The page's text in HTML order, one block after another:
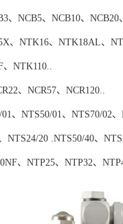
、NCB5、NCB10、NCB20
、NTK16、NTK18AL、
NTK110..
、NCR57、NCR120..
、NTS50/01、NTS70/02
20 .NTS50/40、
、NTP25、NTP32、